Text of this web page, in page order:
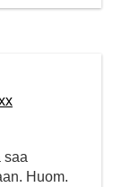
saa
Huom.